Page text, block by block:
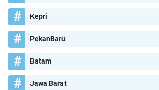
Kepri
PekanBaru
Batam
Jawa Barat